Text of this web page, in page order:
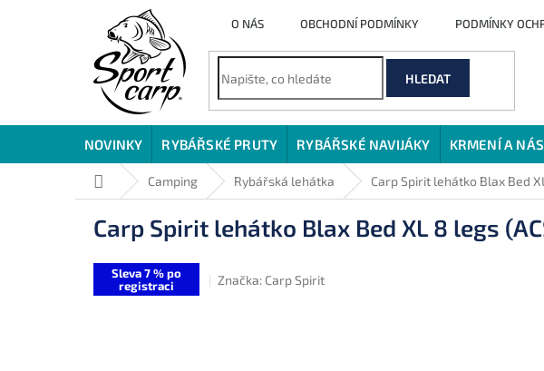
O NÁS OBCHODNÍ PODMÍNKY PODMÍNKY
HLEDAT
NOVINKY RYBÁŘSKÉ PRUTY RYBÁŘSKÉ NAVIJÁKY KRMENÍ A
Domů Camping Rybářská lehátka Carp Spirit lehátko Blax Bed
Carp Spirit lehátko Blax Bed XL 8 legs
Sleva 7 % po
registraci
Značka: Carp Spirit